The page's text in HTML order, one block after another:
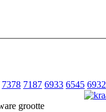
7378 7187 6933 6545 6932